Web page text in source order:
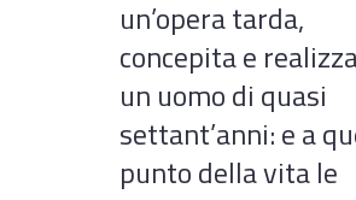
un’opera tarda,
concepita e
un uomo di quasi
settant’anni: e a
punto della vita le